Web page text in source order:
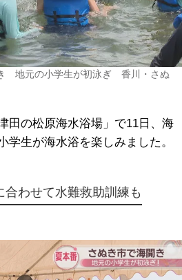
地元の小学生が初泳ぎ 香川・さぬ
田の松原海水浴場」で11日、海
学生が海水浴を楽しみました。
合わせて水難救助訓練も